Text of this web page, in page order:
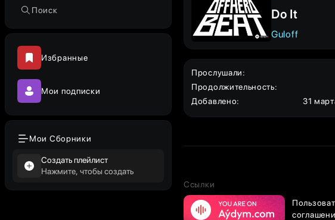
Поиск
Избранные
Мои подписки
Мои Сборники
Создать плейлист
Нажмите, чтобы создать
Do It
Guloff
Прослушали:
Продолжительность:
Добавлено: 31
Ссылки